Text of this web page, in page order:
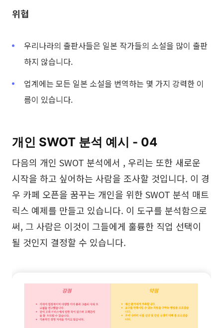
위협
우리나라의 출판사들은 일본 작가들의 소설을 많이 출판
하지 않습니다.
업계에는 모든 일본 소설을 번역하는 몇 가지 강력한 이
름이 있습니다.
개인 SWOT 분석 예시 - 04
다음의 개인 SWOT 분석에서 , 우리는 또한 새로운
시작을 하고 싶어하는 사람을 조사할 것입니다. 이 경
우 카페 오픈을 꿈꾸는 개인을 위한 SWOT 분석 매트
릭스 예제를 만들고 있습니다. 이 도구를 분석함으로
써, 그 사람은 이것이 그들에게 훌륭한 직업 선택이
될 것인지 결정할 수 있습니다.